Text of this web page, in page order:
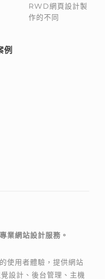
RWD網頁設計製
作的不同
例
業網站設計服務。
使用者體驗，提供網站
設計、後台管理、主機